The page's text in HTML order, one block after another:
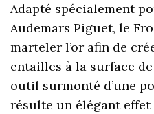
Adapté spécialement
Audemars Piguet, le
marteler l’or afin de
entailles à la surface de
outil surmonté d’une
résulte un élégant